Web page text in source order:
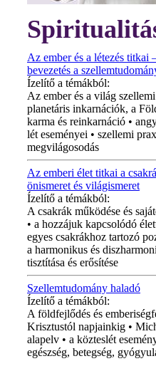
Az ember és a létezés titkai
bevezetés a
Ízelítő a témákból:
Az ember és a világ
planetáris inkarnációk, a
karma és reinkarnáció •
lét eseményei • szellemi
megvilágosodás
Az emberi élet titkai a
önismeret és világismeret
Ízelítő a témákból:
A csakrák működése és
• a hozzájuk kapcsolódó
egyes csakrákhoz tartozó
a harmonikus és
tisztítása és erősítése
Szellemtudomány haladó
Ízelítő a témákból:
A földfejlődés és
Krisztustól napjainkig •
alapelv • a közteslét
egészség, betegség,